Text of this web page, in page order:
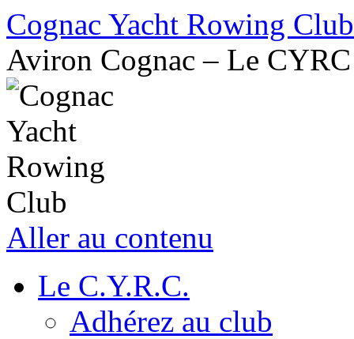
Cognac Yacht Rowing Club
Aviron Cognac – Le CYRC
Aller au contenu
Le C.Y.R.C.
Adhérez au club